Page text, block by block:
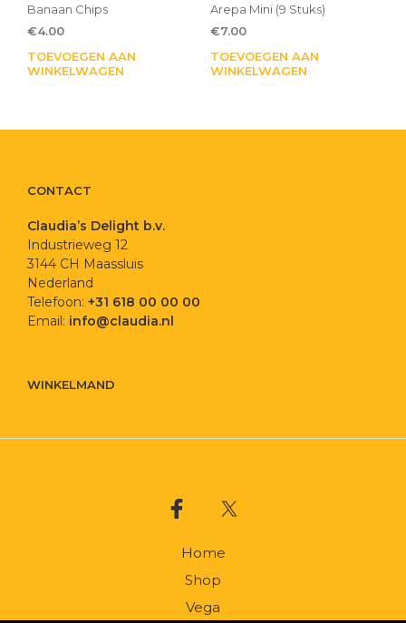
Banaan Chips
€4.00
TOEVOEGEN AAN
WINKELWAGEN
Arepa Mini (9 Stuks)
€7.00
TOEVOEGEN AAN
WINKELWAGEN
CONTACT
Claudia’s Delight b.v.
Industrieweg 12
3144 CH Maassluis
Nederland
Telefoon: +31 618 00 00 00
Email: info@claudia.nl
WINKELMAND
Home
Shop
Vega